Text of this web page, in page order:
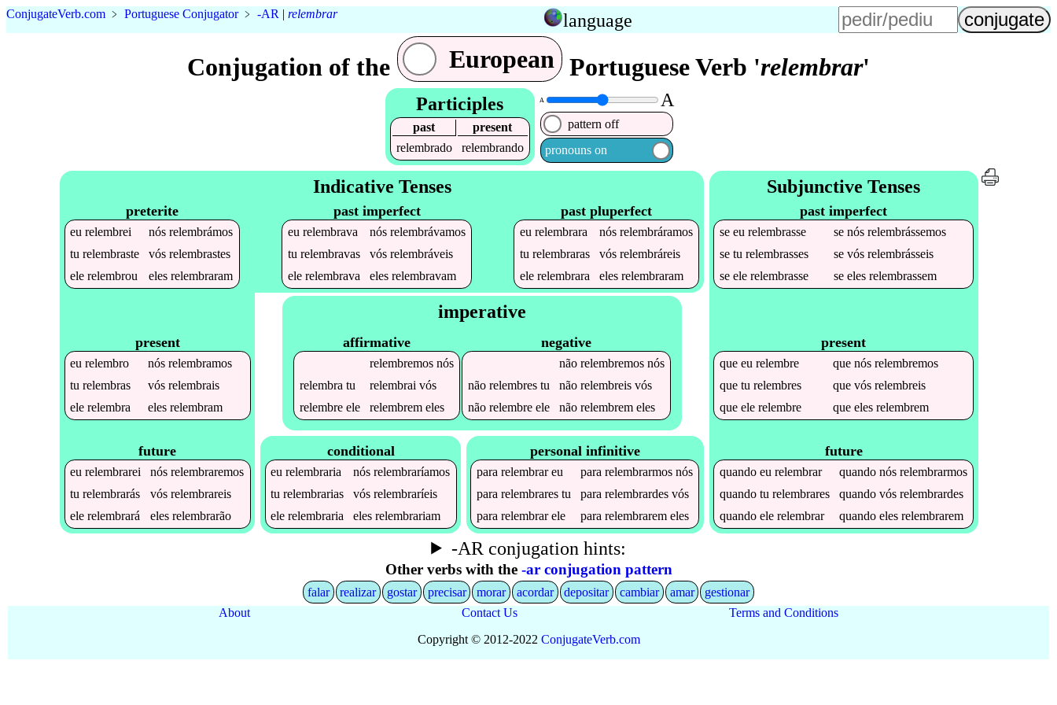
ConjugateVerb.com ﹥ Portuguese Conjugator﹥ -AR | relembrar language
Conjugation of the European Portuguese Verb 'relembrar'
Participles
past
present
relembrado
relembrando
A A
pattern off
pronouns on
Indicative Tenses
preterite
eurelembrei nósrelembrámos
turelembraste vósrelembrastes
elerelembrou elesrelembraram
past imperfect
eu relembrava nós relembrávamos
tu relembravas vós relembráveis
ele relembrava eles relembravam
past pluperfect
eurelembrara nósrelembráramos
turelembraras vósrelembráreis
elerelembrara elesrelembraram
present
eurelembro nósrelembramos
turelembras vósrelembrais
elerelembra elesrelembram
future
eurelembrarei nósrelembraremos
turelembrarás vósrelembrareis
elerelembrará elesrelembrarão
imperative
affirmative
relembremosnós
relembra tu relembrai vós
relembreele relembremeles
negative
não relembremosnós
não relembrestu não relembreisvós
não relembreele não relembremeles
conditional
eurelembraria nósrelembraríamos
turelembrarias vósrelembraríeis
elerelembraria elesrelembrariam
personal infinitive
pararelembrareu pararelembrarmos nós
pararelembrares tu pararelembrardes vós
pararelembrarele pararelembrarem eles
Subjunctive Tenses
past imperfect
seeurelembrasse senósrelembrássemos
seturelembrasses sevósrelembrásseis
seelerelembrasse seelesrelembrassem
present
queeurelembre quenósrelembremos
queturelembres quevósrelembreis
queelerelembre queelesrelembrem
future
quandoeurelembrar quandonósrelembrarmos
quandoturelembrares quandovósrelembrardes
quandoelerelembrar quandoelesrelembrarem
-AR conjugation hints:
Other verbs with the -ar conjugation pattern
falar realizar gostar precisar morar acordar depositar cambiar amar
gestionar
About
Contact Us
Terms and Conditions
Copyright © 2012-2022 ConjugateVerb.com